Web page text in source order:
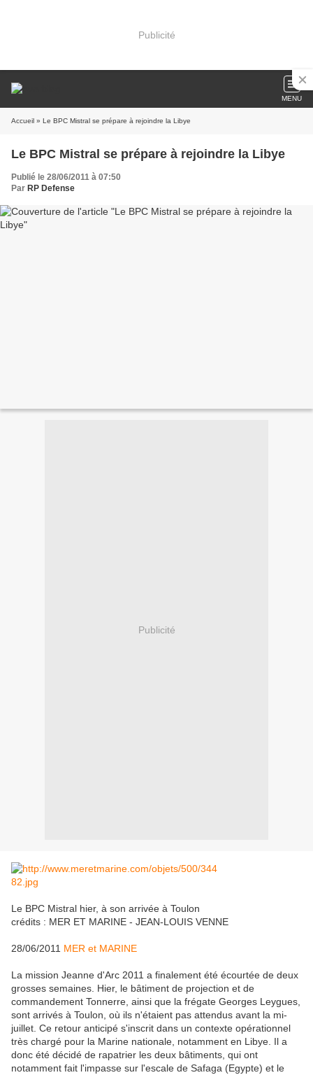
Publicité
MENU
Accueil » Le BPC Mistral se prépare à rejoindre la Libye
Le BPC Mistral se prépare à rejoindre la Libye
Publié le 28/06/2011 à 07:50
Par RP Defense
Publicité
Le BPC Mistral hier, à son arrivée à Toulon
crédits : MER ET MARINE - JEAN-LOUIS VENNE
28/06/2011 MER et MARINE
La mission Jeanne d'Arc 2011 a finalement été écourtée de deux
grosses semaines. Hier, le bâtiment de projection et de
commandement Tonnerre, ainsi que la frégate Georges Leygues,
sont arrivés à Toulon, où ils n'étaient pas attendus avant la mi-
juillet. Ce retour anticipé s'inscrit dans un contexte opérationnel
très chargé pour la Marine nationale, notamment en Libye. Il a
donc été décidé de rapatrier les deux bâtiments, qui ont
notamment fait l'impasse sur l'escale de Safaga (Egypte) et le